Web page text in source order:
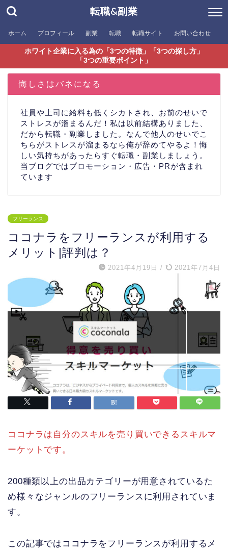
転職&副業
ホーム プロフィール 副業 転職 転職サイト お問い合わせ
ホワイト企業に入る為の「3つの特徴」「3つの探し方」
「3つの重要ポイント」
悔しさはバネになる
社員や上司に給料も低くシカトされ、お前のせいで
ストレスが溜まるんだ！私は以前結構ありました、
だから転職・副業しました。なんで他人のせいでこ
ちらがストレスが溜まるなら俺が辞めてやるよ！悔
しい気持ちがあったらすぐ転職・副業しましょう。
当ブログではプロモーション・広告・PRが含まれ
ています
フリーランス
ココナラをフリーランスが利用する
メリット|評判は？
2021年4月19日 / 2021年7月4日
ココナラは自分のスキルを売り買いできるスキルマ
ーケットです。
200種類以上の出品カテゴリーが用意されているた
め様々なジャンルのフリーランスに利用されていま
す。
この記事ではココナラをフリーランスが利用するメ